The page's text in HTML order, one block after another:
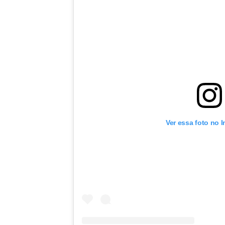
Ver essa foto no